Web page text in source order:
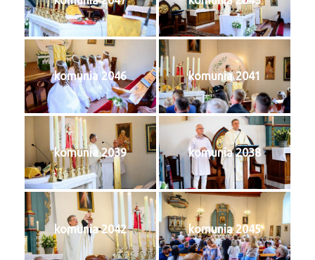
komunia 2046 komunia 2041
komunia 2039 komunia 2038
komunia 2042 komunia 2045